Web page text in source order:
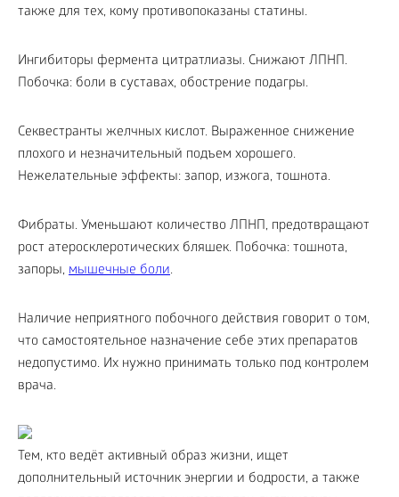
также для тех, кому противопоказаны статины.
Ингибиторы фермента цитратлиазы. Снижают ЛПНП.
Побочка: боли в суставах, обострение подагры.
Секвестранты желчных кислот. Выраженное снижение
плохого и незначительный подъем хорошего.
Нежелательные эффекты: запор, изжога, тошнота.
Фибраты. Уменьшают количество ЛПНП, предотвращают
рост атеросклеротических бляшек. Побочка: тошнота,
запоры, мышечные боли.
Наличие неприятного побочного действия говорит о том,
что самостоятельное назначение себе этих препаратов
недопустимо. Их нужно принимать только под контролем
врача.
Тем, кто ведёт активный образ жизни, ищет
дополнительный источник энергии и бодрости, а также